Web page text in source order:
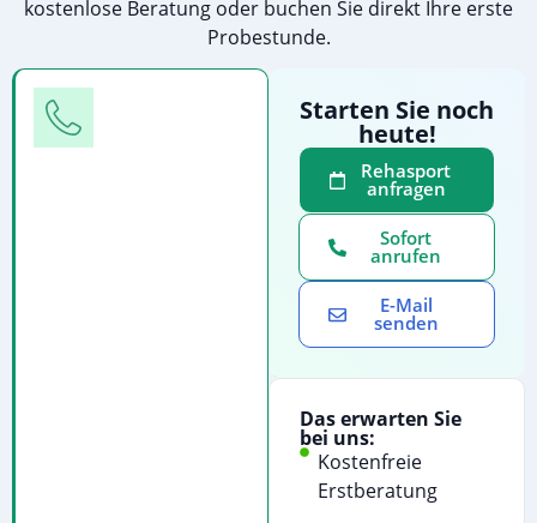
kostenlose Beratung oder buchen Sie direkt Ihre erste
Probestunde.
Telefon
uns
direkt
für
persönliche
Beratung:
Telefonanruf
starten
Kostenfreie
Starten Sie noch
heute!
Rehasport
anfragen
Sofort
anrufen
E-Mail
senden
Das erwarten Sie
bei uns:
Kostenfreie
Erstberatung